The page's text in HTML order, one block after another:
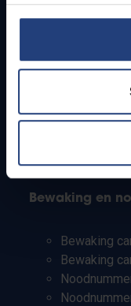
Studenten
PhD-
Bewaking en
Bewaking
Bewaking